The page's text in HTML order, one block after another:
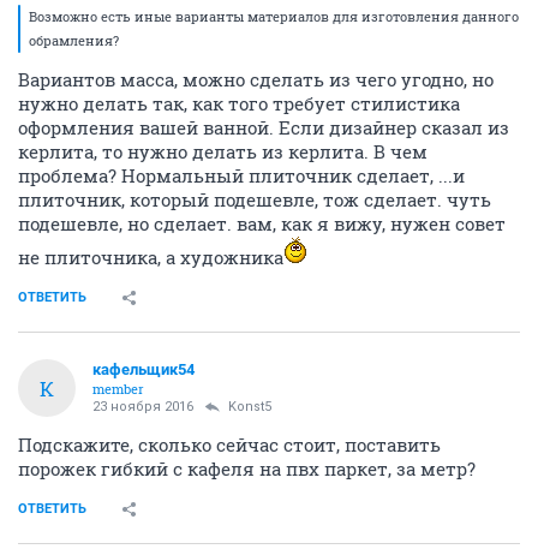
Возможно есть иные варианты материалов для изготовления данного
обрамления?
Вариантов масса, можно сделать из чего угодно, но
нужно делать так, как того требует стилистика
оформления вашей ванной. Если дизайнер сказал из
керлита, то нужно делать из керлита. В чем
проблема? Нормальный плиточник сделает, ...и
плиточник, который подешевле, тож сделает. чуть
подешевле, но сделает. вам, как я вижу, нужен совет
не плиточника, а художника
ОТВЕТИТЬ
К
кафельщик54
member
23 ноября 2016 Konst5
Подскажите, сколько сейчас стоит, поставить
порожек гибкий с кафеля на пвх паркет, за метр?
ОТВЕТИТЬ